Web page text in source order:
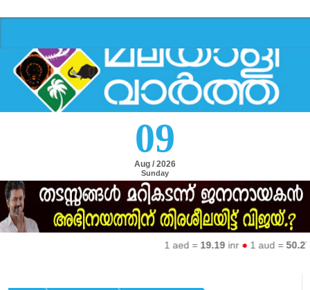
09
Aug / 2026
Sunday
1 aed =19.19inr●1 aud =50.27inr